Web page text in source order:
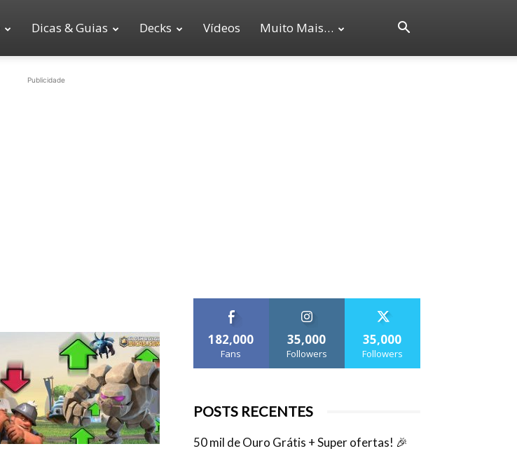
Dicas & Guias Decks Vídeos Muito Mais…
Publicidade
182,000
Fans
35,000
Followers
35,000
Followers
POSTS RECENTES
50 mil de Ouro Grátis + Super ofertas! 🎉